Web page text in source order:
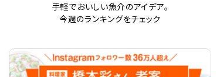
手軽でおいしい魚介のアイデア。
今週のランキングをチェック